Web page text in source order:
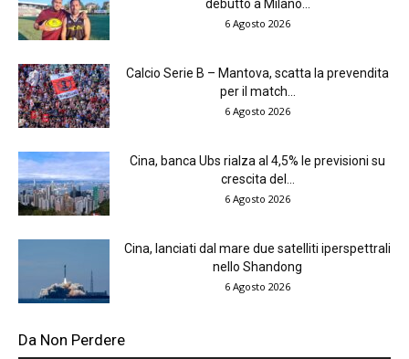
debutto a Milano...
6 Agosto 2026
Calcio Serie B – Mantova, scatta la prevendita
per il match...
6 Agosto 2026
Cina, banca Ubs rialza al 4,5% le previsioni su
crescita del...
6 Agosto 2026
Cina, lanciati dal mare due satelliti iperspettrali
nello Shandong
6 Agosto 2026
Da Non Perdere